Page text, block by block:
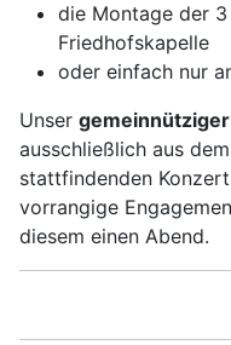
die Montage der
Friedhofskapelle
oder einfach nur
Unser
ausschließlich aus
stattfindenden
vorrangige
diesem einen Abend.